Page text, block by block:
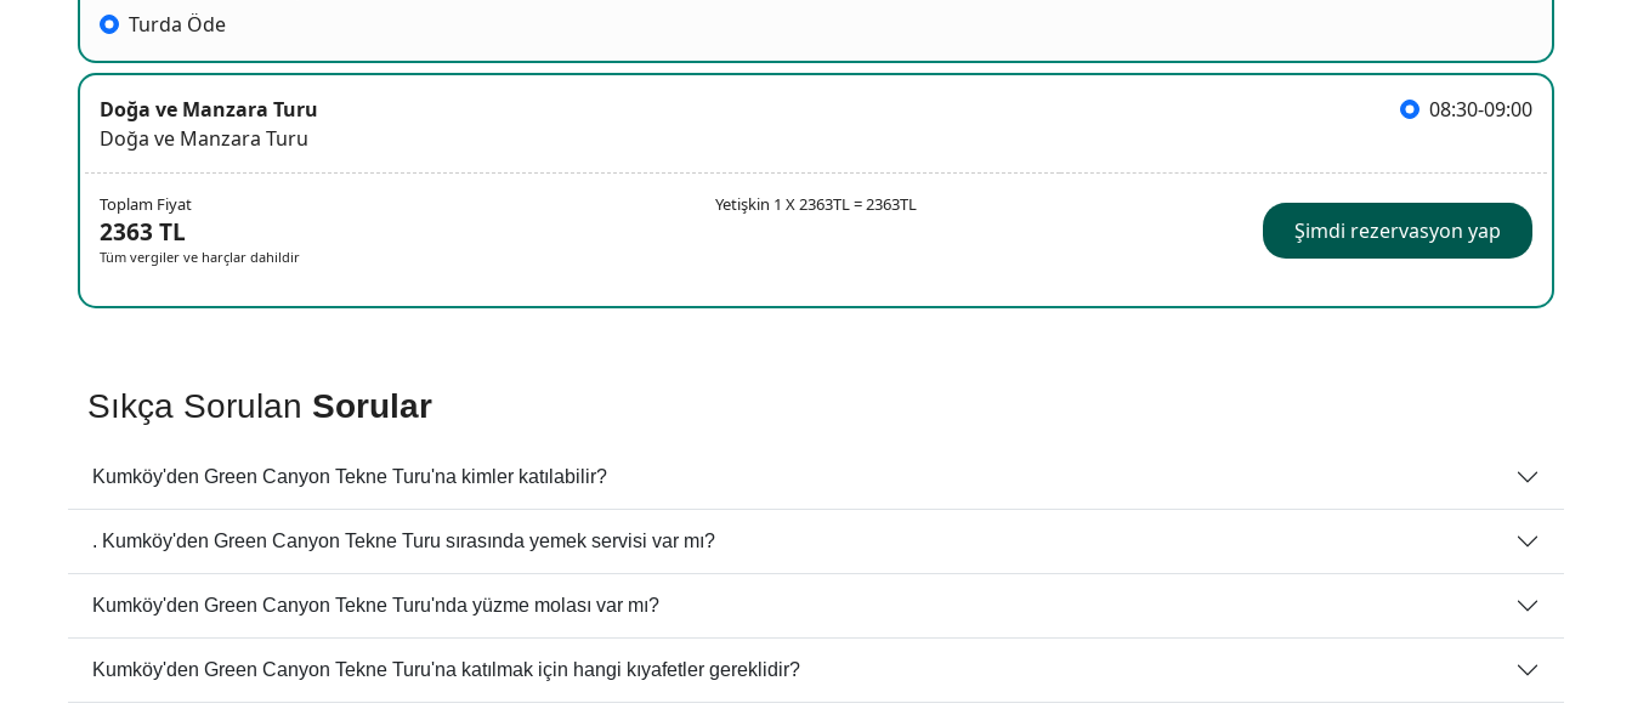
Turda Öde
Doğa ve Manzara Turu
Doğa ve Manzara Turu
08:30-09:00
Toplam Fiyat
2363 TL
Tüm vergiler ve harçlar dahildir
Yetişkin 1 X 2363TL = 2363TL
Şimdi rezervasyon yap
Sıkça Sorulan Sorular
Kumköy'den Green Canyon Tekne Turu'na kimler katılabilir?
. Kumköy'den Green Canyon Tekne Turu sırasında yemek servisi var mı?
Kumköy'den Green Canyon Tekne Turu'nda yüzme molası var mı?
Kumköy'den Green Canyon Tekne Turu'na katılmak için hangi kıyafetler gereklidir?